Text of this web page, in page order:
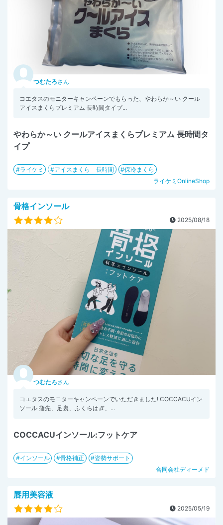
つむたろさん
コエタスのモニターキャンペーンでもらった、やわらか～い クール
アイスまくらプレミアム 長時間タイプ...
やわらか～い クールアイスまくらプレミアム 長時間タ
イプ
ライケミ アイスまくら 長時間
保冷まくら
ライケミOnlineShop
骨格インソール
2025/08/18
つむたろさん
コエタスのモニターキャンペーンでいただきました! COCCACUイン
ソール 指先、足裏、ふくらはぎ、...
COCCACUインソール:フットケア
インソール 骨格補正
姿勢サポート
合同会社ディーメド
唇用美容液
2025/05/19